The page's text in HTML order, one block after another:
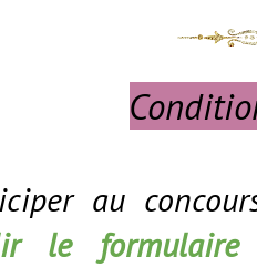
au
le